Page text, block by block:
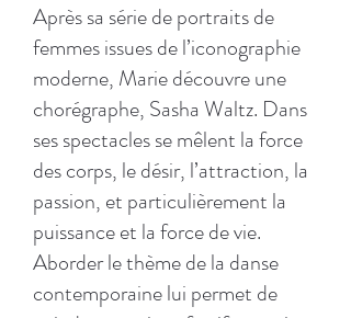
Après sa série de portraits de
femmes issues de l’iconographie
moderne, Marie découvre une
chorégraphe, Sasha Waltz. Dans
ses spectacles se mêlent la force
des corps, le désir, l’attraction, la
passion, et particulièrement la
puissance et la force de vie.
Aborder le thème de la danse
contemporaine lui permet de